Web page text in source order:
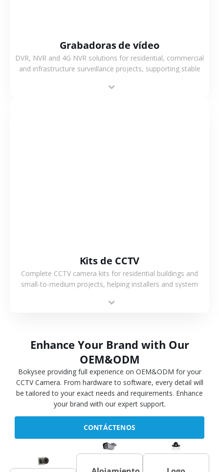
Grabadoras de vídeo
DVR, NVR and 4G NVR solutions for residential, commercial
and infrastructure surveillance projects, supporting stable
Kits de CCTV
Complete CCTV camera kits for residential buildings and
small-to-medium projects, helping installers and system
Enhance Your Brand with Our
OEM&ODM
Bokysee providing full experience on OEM&ODM for your
CCTV Camera. From hardware to software, every detail will
be tailored to your exact needs and requirements. Enhance
your brand with our expert support.
CONTÁCTENOS